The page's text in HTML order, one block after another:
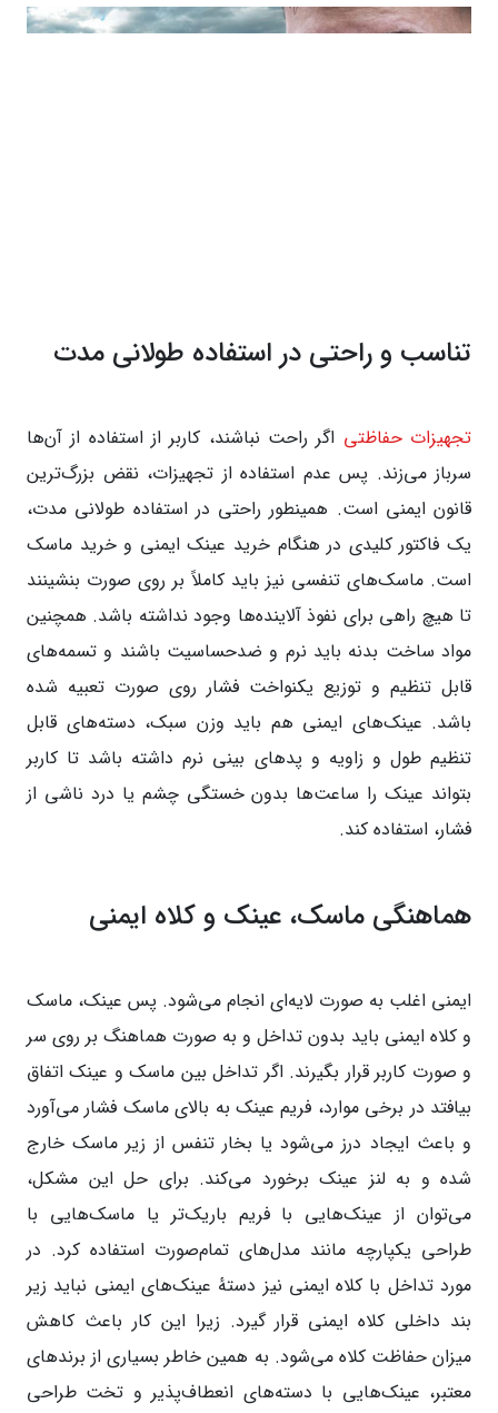
تناسب و راحتی در استفاده طولانی مدت
تجهیزات حفاظتی اگر راحت نباشند، کاربر از استفاده از آن‌ها
سرباز می‌زند. پس عدم استفاده از تجهیزات، نقض بزرگ‌ترین
قانون ایمنی است. همینطور راحتی در استفاده طولانی مدت،
یک فاکتور کلیدی در هنگام خرید عینک ایمنی و خرید ماسک
است. ماسک‌های تنفسی نیز باید کاملاً بر روی صورت بنشینند
تا هیچ راهی برای نفوذ آلاینده‌ها وجود نداشته باشد. همچنین
مواد ساخت بدنه باید نرم و ضدحساسیت باشند و تسمه‌های
قابل تنظیم و توزیع یکنواخت فشار روی صورت تعبیه شده
باشد. عینک‌های ایمنی هم باید وزن سبک، دسته‌های قابل
تنظیم طول و زاویه و پدهای بینی نرم داشته باشد تا کاربر
بتواند عینک را ساعت‌ها بدون خستگی چشم یا درد ناشی از
فشار، استفاده کند.
هماهنگی ماسک، عینک و کلاه ایمنی
ایمنی اغلب به صورت لایه‌ای انجام می‌شود. پس عینک، ماسک
و کلاه ایمنی باید بدون تداخل و به صورت هماهنگ بر روی سر
و صورت کاربر قرار بگیرند. اگر تداخل بین ماسک و عینک اتفاق
بیافتد در برخی موارد، فریم عینک به بالای ماسک فشار می‌آورد
و باعث ایجاد درز می‌شود یا بخار تنفس از زیر ماسک خارج
شده و به لنز عینک برخورد می‌کند. برای حل این مشکل،
می‌توان از عینک‌هایی با فریم باریک‌تر یا ماسک‌هایی با
طراحی یکپارچه مانند مدل‌های تمام‌صورت استفاده کرد. در
مورد تداخل با کلاه ایمنی نیز دستهٔ عینک‌های ایمنی نباید زیر
بند داخلی کلاه ایمنی قرار گیرد. زیرا این کار باعث کاهش
میزان حفاظت کلاه می‌شود. به همین خاطر بسیاری از برندهای
معتبر، عینک‌هایی با دسته‌های انعطاف‌پذیر و تخت طراحی